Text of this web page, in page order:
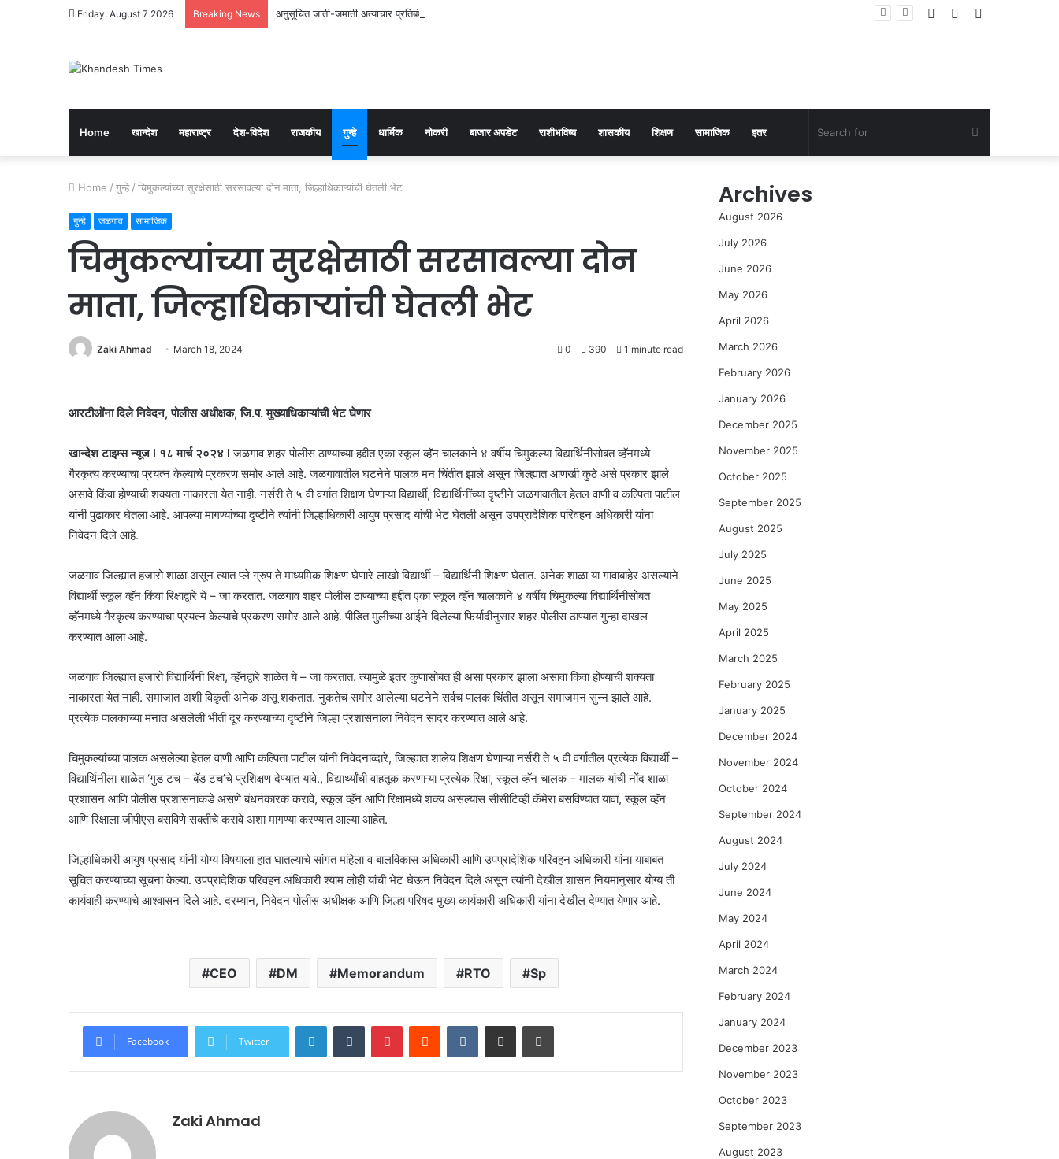
Friday, August 7 2026 Breaking News अनुसूचित जाती-जमाती अत्याचार प्रतिबंधक कायद्याच्या प्रभावी अंमलबजावणीसाठी १२५ पोलीस पाटलांची कार्यशाळा
Random
Log
Home खान्देश महाराष्ट्र देश-विदेश राजकीय गुन्हे धार्मिक नोकरी बाजार अपडेट राशीभविष्य शासकीय शिक्षण सामाजिक इतर Search
Home / गुन्हे / चिमुकल्यांच्या सुरक्षेसाठी सरसावल्या दोन माता, जिल्हाधिकाऱ्यांची घेतली भेट
गुन्हे जळगांव सामाजिक
चिमुकल्यांच्या सुरक्षेसाठी सरसावल्या दोन
माता, जिल्हाधिकाऱ्यांची घेतली भेट
Zaki Ahmad March 18, 2024 0 390 1 minute read
आरटीओंना दिले निवेदन, पोलीस अधीक्षक, जि.प. मुख्याधिकाऱ्यांची भेट घेणार
खान्देश टाइम्स न्यूज l १८ मार्च २०२४ l जळगाव शहर पोलीस ठाण्याच्या हद्दीत एका स्कूल व्हॅन चालकाने ४ वर्षीय चिमुकल्या विद्यार्थिनीसोबत व्हॅनमध्ये
गैरकृत्य करण्याचा प्रयत्न केल्याचे प्रकरण समोर आले आहे. जळगावातील घटनेने पालक मन चिंतीत झाले असून जिल्ह्यात आणखी कुठे असे प्रकार झाले
असावे किंवा होण्याची शक्यता नाकारता येत नाही. नर्सरी ते ५ वी वर्गात शिक्षण घेणाऱ्या विद्यार्थी, विद्यार्थिनींच्या दृष्टीने जळगावातील हेतल वाणी व कल्पिता पाटील
यांनी पुढाकार घेतला आहे. आपल्या मागण्यांच्या दृष्टीने त्यांनी जिल्हाधिकारी आयुष प्रसाद यांची भेट घेतली असून उपप्रादेशिक परिवहन अधिकारी यांना
निवेदन दिले आहे.
जळगाव जिल्ह्यात हजारो शाळा असून त्यात प्ले ग्रुप ते माध्यमिक शिक्षण घेणारे लाखो विद्यार्थी – विद्यार्थिनी शिक्षण घेतात. अनेक शाळा या गावाबाहेर असल्याने
विद्यार्थी स्कूल व्हॅन किंवा रिक्षाद्वारे ये – जा करतात. जळगाव शहर पोलीस ठाण्याच्या हद्दीत एका स्कूल व्हॅन चालकाने ४ वर्षीय चिमुकल्या विद्यार्थिनीसोबत
व्हॅनमध्ये गैरकृत्य करण्याचा प्रयत्न केल्याचे प्रकरण समोर आले आहे. पीडित मुलीच्या आईने दिलेल्या फिर्यादीनुसार शहर पोलीस ठाण्यात गुन्हा दाखल
करण्यात आला आहे.
जळगाव जिल्ह्यात हजारो विद्यार्थिनी रिक्षा, व्हॅनद्वारे शाळेत ये – जा करतात. त्यामुळे इतर कुणासोबत ही असा प्रकार झाला असावा किंवा होण्याची शक्यता
नाकारता येत नाही. समाजात अशी विकृती अनेक असू शकतात. नुकतेच समोर आलेल्या घटनेने सर्वच पालक चिंतीत असून समाजमन सुन्न झाले आहे.
प्रत्येक पालकाच्या मनात असलेली भीती दूर करण्याच्या दृष्टीने जिल्हा प्रशासनाला निवेदन सादर करण्यात आले आहे.
चिमुकल्यांच्या पालक असलेल्या हेतल वाणी आणि कल्पिता पाटील यांनी निवेदनाव्दारे, जिल्ह्यात शालेय शिक्षण घेणाऱ्या नर्सरी ते ५ वी वर्गातील प्रत्येक विद्यार्थी –
विद्यार्थिनीला शाळेत ‘गुड टच – बॅड टच’चे प्रशिक्षण देण्यात यावे., विद्यार्थ्यांची वाहतूक करणाऱ्या प्रत्येक रिक्षा, स्कूल व्हॅन चालक – मालक यांची नोंद शाळा
प्रशासन आणि पोलीस प्रशासनाकडे असणे बंधनकारक करावे, स्कूल व्हॅन आणि रिक्षामध्ये शक्य असल्यास सीसीटिव्ही कॅमेरा बसविण्यात यावा, स्कूल व्हॅन
आणि रिक्षाला जीपीएस बसविणे सक्तीचे करावे अशा मागण्या करण्यात आल्या आहेत.
जिल्हाधिकारी आयुष प्रसाद यांनी योग्य विषयाला हात घातल्याचे सांगत महिला व बालविकास अधिकारी आणि उपप्रादेशिक परिवहन अधिकारी यांना याबाबत
सूचित करण्याच्या सूचना केल्या. उपप्रादेशिक परिवहन अधिकारी श्याम लोही यांची भेट घेऊन निवेदन दिले असून त्यांनी देखील शासन नियमानुसार योग्य ती
कार्यवाही करण्याचे आश्वासन दिले आहे. दरम्यान, निवेदन पोलीस अधीक्षक आणि जिल्हा परिषद मुख्य कार्यकारी अधिकारी यांना देखील देण्यात येणार आहे.
CEO DM Memorandum RTO Sp
Facebook Twitter
LinkedInTumblr PinterestReddit VKontakteShare via Email Print
Zaki Ahmad
Archives
August 2026
July 2026
June 2026
May 2026
April 2026
March 2026
February 2026
January 2026
December 2025
November 2025
October 2025
September 2025
August 2025
July 2025
June 2025
May 2025
April 2025
March 2025
February 2025
January 2025
December 2024
November 2024
October 2024
September 2024
August 2024
July 2024
June 2024
May 2024
April 2024
March 2024
February 2024
January 2024
December 2023
November 2023
October 2023
September 2023
August 2023